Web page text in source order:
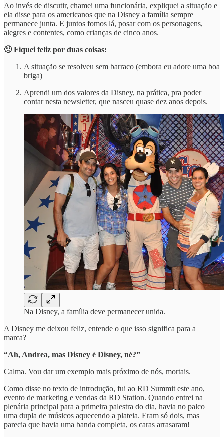
Ao invés de discutir, chamei uma funcionária, expliquei a situação e
ela disse para os americanos que na Disney a família sempre
permanece junta. E juntos fomos lá, posar com os personagens,
alegres e contentes, como crianças de cinco anos.
🙂 Fiquei feliz por duas coisas:
A situação se resolveu sem barraco (embora eu adore uma boa
briga)
Aprendi um dos valores da Disney, na prática, pra poder
contar nesta newsletter, que nasceu quase dez anos depois.
Na Disney, a família deve permanecer unida.
A Disney me deixou feliz, entende o que isso significa para a
marca?
“Ah, Andrea, mas Disney é Disney, né?”
Calma. Vou dar um exemplo mais próximo de nós, mortais.
Como disse no texto de introdução, fui ao RD Summit este ano,
evento de marketing e vendas da RD Station. Quando entrei na
plenária principal para a primeira palestra do dia, havia no palco
uma dupla de músicos aquecendo a plateia. Eram só dois, mas
parecia que havia uma banda completa, os caras arrasaram!